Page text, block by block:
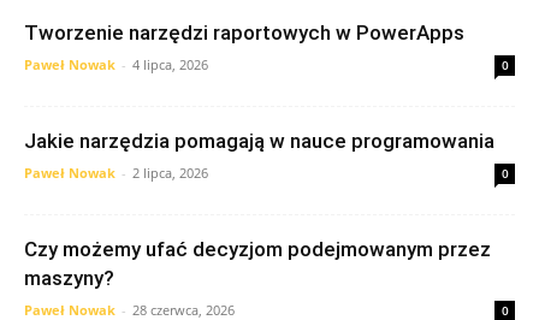
Tworzenie narzędzi raportowych w PowerApps
Paweł Nowak - 4 lipca, 2026 0
Jakie narzędzia pomagają w nauce programowania
Paweł Nowak - 2 lipca, 2026 0
Czy możemy ufać decyzjom podejmowanym przez
maszyny?
Paweł Nowak - 28 czerwca, 2026 0